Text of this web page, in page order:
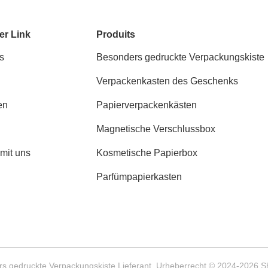
Link
uns
Produits
Besonders gedruckte Verpackungskiste
Verpackenkasten des Geschenks
Papierverpackenkästen
Magnetische Verschlussbox
Kosmetische Papierbox
Parfümpapierkasten
gedruckte Verpackungskiste Lieferant. Urheberrecht © 2024-2026